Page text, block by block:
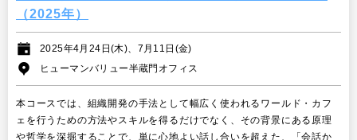
（2025年）
2025年4月24日(木)、7月11日(金)
ヒューマンバリュー半蔵門オフィス
本コースでは、組織開発の手法として幅広く使われるワールド・カフ
ェを行うための方法やスキルを得るだけでなく、その背景にある原理
や哲学を深掘することで、単に心地よい話し合いを超えた、「会話か